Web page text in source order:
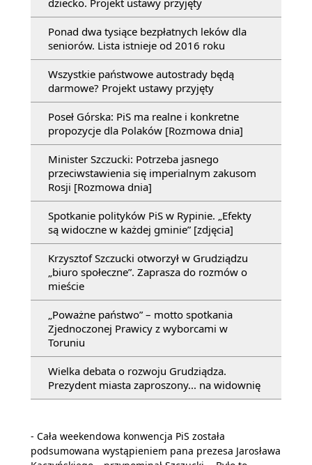
Ponad dwa tysiące bezpłatnych leków dla
seniorów. Lista istnieje od 2016 roku
Wszystkie państwowe autostrady będą
darmowe? Projekt ustawy przyjęty
Poseł Górska: PiS ma realne i konkretne
propozycje dla Polaków [Rozmowa dnia]
Minister Szczucki: Potrzeba jasnego
przeciwstawienia się imperialnym zakusom
Rosji [Rozmowa dnia]
Spotkanie polityków PiS w Rypinie. „Efekty
są widoczne w każdej gminie” [zdjęcia]
Krzysztof Szczucki otworzył w Grudziądzu
„biuro społeczne”. Zaprasza do rozmów o
mieście
„Poważne państwo” – motto spotkania
Zjednoczonej Prawicy z wyborcami w
Toruniu
Wielka debata o rozwoju Grudziądza.
Prezydent miasta zaproszony... na widownię
- Cała weekendowa konwencja PiS została
podsumowana wystąpieniem pana prezesa Jarosława